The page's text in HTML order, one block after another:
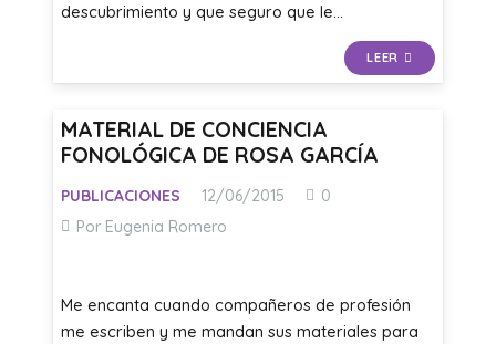
descubrimiento y que seguro que le…
LEER
MATERIAL DE CONCIENCIA
FONOLÓGICA DE ROSA GARCÍA
PUBLICACIONES 12/06/2015
0
Por Eugenia Romero
Me encanta cuando compañeros de profesión
me escriben y me mandan sus materiales para